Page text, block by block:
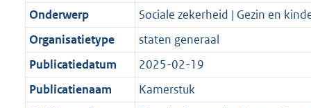
Onderwerp
Sociale zekerheid | Gezin en
Organisatietype
staten generaal
Publicatiedatum
2025-02-19
Publicatienaam
Kamerstuk